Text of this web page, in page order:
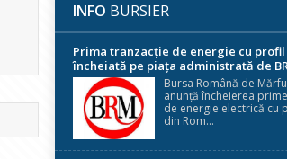
INFO BURSIER
Prima tranzacție de energie cu profil
încheiată pe piața administrată de
Bursa Română de
anunță încheierea
de energie electrică cu
din Rom...